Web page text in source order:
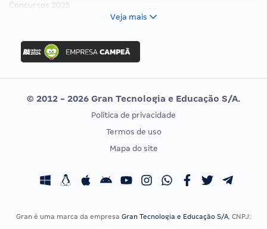
Concursos 2025
Concurso Ibama
Concurso MPU
Editais publicados
Vunesp
CONCURSOS POR PROFISSÃO
Concursos Fiscais
EXAME DE ORDEM
Calendário OAB
Veja mais
© 2012 - 2026 Gran Tecnologia e Educação S/A.
Política de privacidade
Termos de uso
Mapa do site
Gran é uma marca da empresa Gran Tecnologia e Educação S/A, CNPJ: